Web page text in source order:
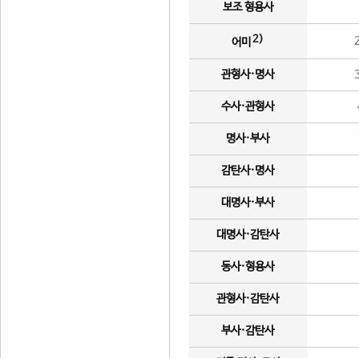
보조 형용사
어미 2)
관형사·명사
수사·관형사
명사·부사
감탄사·명사
대명사·부사
대명사·감탄사
동사·형용사
관형사·감탄사
부사·감탄사